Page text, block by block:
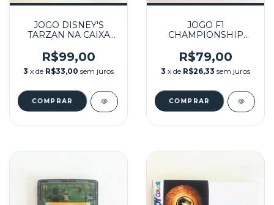
JOGO DISNEY'S
TARZAN NA CAIXA
GBC
R$99,00
3 x de R$33,00 sem juros
JOGO F1
CHAMPIONSHIP
SEMINOVO - GBC
R$79,00
3 x de R$26,33 sem juros